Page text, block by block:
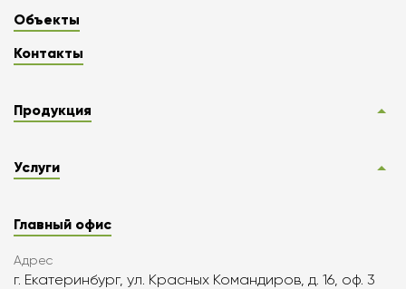
Объекты
Контакты
Продукция
Услуги
Главный офис
Адрес
г. Екатеринбург, ул. Красных Командиров, д. 16, оф. 3